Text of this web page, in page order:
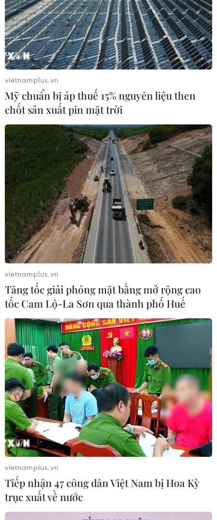
Đảm bảo đủ vật liệu xây dựng, không lùi
tiến độ cao tốc Bắc-Nam
14/09/2021 13:31
Phó Thủ tướng Lê Văn Thành nhấn mạnh các tỉnh đẩy
nhanh tiến độ giải phóng mặt bằng, đảm bảo đủ vật
liệu xây dựng cho thi công tuyến cao tốc Bắc-Nam phía
Đông, không chấp nhận lùi tiến độ đã cam kết.
vietnamplus.vn
Mỹ chuẩn bị áp thuế 15% nguyên liệu then
chốt sản xuất pin mặt trời
vietnamplus.vn
Tăng tốc giải phóng mặt bằng mở rộng cao
tốc Cam Lộ-La Sơn qua thành phố Huế
vietnamplus.vn
Tiếp nhận 47 công dân Việt Nam bị Hoa Kỳ
trục xuất về nước